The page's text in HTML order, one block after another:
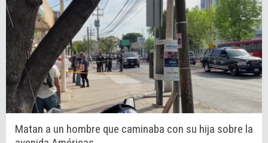
Matan a un hombre que caminaba con su hija sobre la